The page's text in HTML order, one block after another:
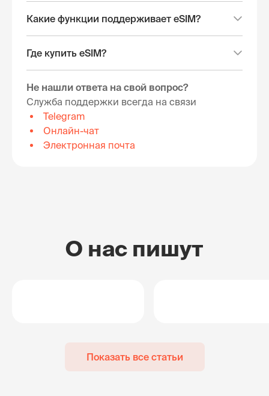
Какие функции поддерживает eSIM?
Где купить eSIM?
Не нашли ответа на свой вопрос?
Служба поддержки всегда на связи
Telegram
Онлайн-чат
Электронная почта
О нас пишут
Показать все статьи